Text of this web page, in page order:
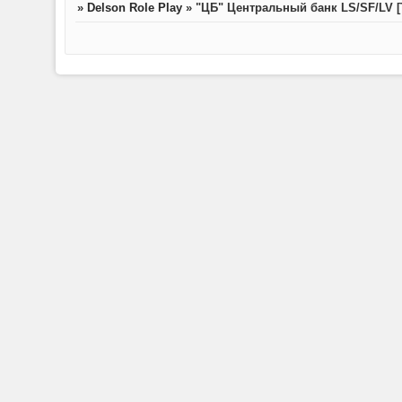
» Delson Role Play » "ЦБ" Центральный банк LS/SF/LV